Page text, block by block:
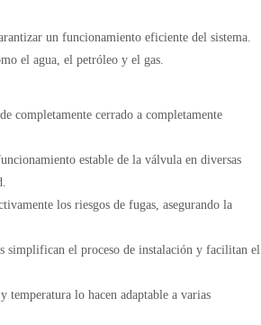
un funcionamiento eficiente del sistema.
el agua, el petróleo y el gas.
completamente cerrado a completamente
estable de la válvula en diversas
los riesgos de fugas, asegurando la
simplifican el proceso de instalación y facilitan el
temperatura lo hacen adaptable a varias